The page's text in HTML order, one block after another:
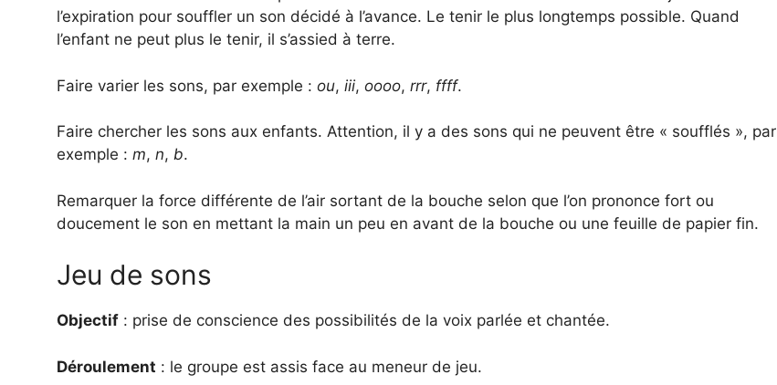
l’expiration pour souffler un son décidé à l’avance. Le tenir le plus longtemps possible. Quand
l’enfant ne peut plus le tenir, il s’assied à terre.
Faire varier les sons, par exemple : ou, iii, oooo, rrr, ffff.
Faire chercher les sons aux enfants. Attention, il y a des sons qui ne peuvent être « soufflés », par
exemple : m, n, b.
Remarquer la force différente de l’air sortant de la bouche selon que l’on prononce fort ou
doucement le son en mettant la main un peu en avant de la bouche ou une feuille de papier fin.
Jeu de sons
Objectif : prise de conscience des possibilités de la voix parlée et chantée.
Déroulement : le groupe est assis face au meneur de jeu.